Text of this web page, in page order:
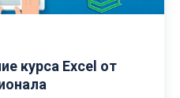
курса Excel от